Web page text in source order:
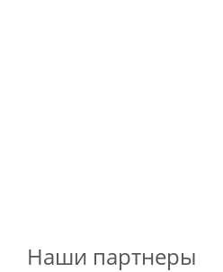
Наши партнеры